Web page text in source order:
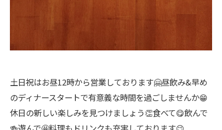
土日祝はお昼12時から営業しております🤗昼飲み&早め
のディナースタートで有意義な時間を過ごしませんか😁
休日の新しい楽しみを見つけましょう👏食べて😋飲んで